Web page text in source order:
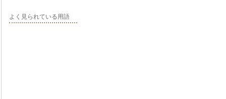
よく見られている用語